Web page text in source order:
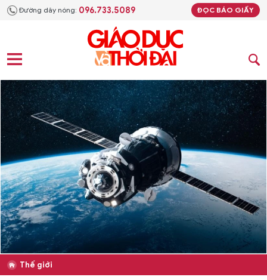
Đường dây nóng: 096.733.5089 ĐỌC BÁO GIẤY
Thế giới